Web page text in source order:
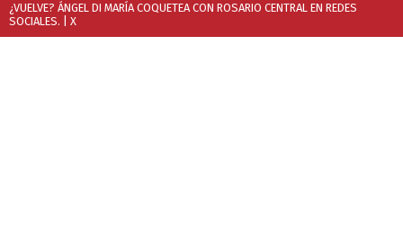
¿VUELVE? ÁNGEL DI MARÍA COQUETEA CON ROSARIO CENTRAL EN REDES
SOCIALES. | X